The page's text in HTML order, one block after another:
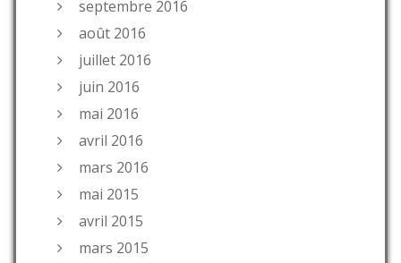
septembre 2016
août 2016
juillet 2016
juin 2016
mai 2016
avril 2016
mars 2016
mai 2015
avril 2015
mars 2015